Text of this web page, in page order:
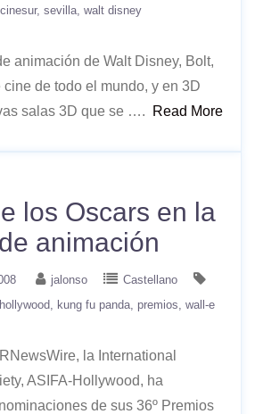
cinesur sevilla walt disney
animación de Walt Disney, Bolt,
cine de todo el mundo, y en 3D
salas 3D que se ….
Read More
los Oscars en la
animación
jalonso
Castellano
hollywood kung fu panda premios wall-e
la International
ASIFA-Hollywood, ha
de sus 36º Premios